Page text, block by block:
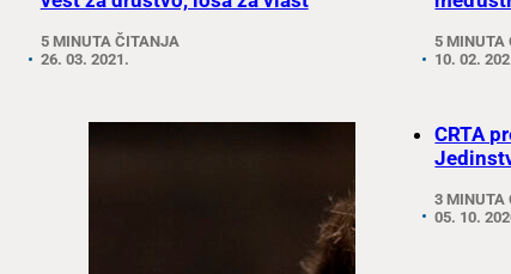
5 MINUTA ČITANJA
26. 03. 2021.
5 MINUTA
10. 02.
CRTA
3 MINUTA
05. 10.